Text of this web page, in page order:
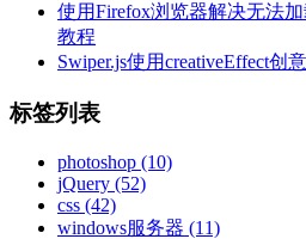
使用Firefox浏览器解决无法
教程
Swiper.js使用creativeEffect
标签列表
photoshop (10)
jQuery (52)
css (42)
windows服务器 (11)